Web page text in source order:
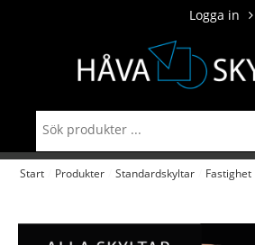
Logga in
Start Produkter Standardskyltar Fastighet